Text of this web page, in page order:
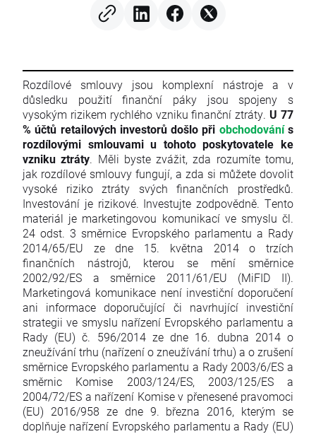
Rozdílové smlouvy jsou komplexní nástroje a v
důsledku použití finanční páky jsou spojeny s
vysokým rizikem rychlého vzniku finanční ztráty. U 77
% účtů retailových investorů došlo při obchodovánís
rozdílovými smlouvami u tohoto poskytovatele ke
vzniku ztráty. Měli byste zvážit, zda rozumíte tomu,
jak rozdílové smlouvy fungují, a zda si můžete dovolit
vysoké riziko ztráty svých finančních prostředků.
Investování je rizikové. Investujte zodpovědně. Tento
materiál je marketingovou komunikací ve smyslu čl.
24 odst. 3 směrnice Evropského parlamentu a Rady
2014/65/EU ze dne 15. května 2014 o trzích
finančních nástrojů, kterou se mění směrnice
2002/92/ES a směrnice 2011/61/EU (MiFID II).
Marketingová komunikace není investiční doporučení
ani informace doporučující či navrhující investiční
strategii ve smyslu nařízení Evropského parlamentu a
Rady (EU) č. 596/2014 ze dne 16. dubna 2014 o
zneužívání trhu (nařízení o zneužívání trhu) a o zrušení
směrnice Evropského parlamentu a Rady 2003/6/ES a
směrnic Komise 2003/124/ES, 2003/125/ES a
2004/72/ES a nařízení Komise v přenesené pravomoci
(EU) 2016/958 ze dne 9. března 2016, kterým se
doplňuje nařízení Evropského parlamentu a Rady (EU)